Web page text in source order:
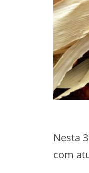
Nesta
com